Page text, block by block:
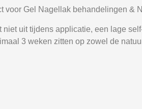
voor Gel Nagellak behandelingen &
uit tijdens applicatie, een lage
3 weken zitten op zowel de